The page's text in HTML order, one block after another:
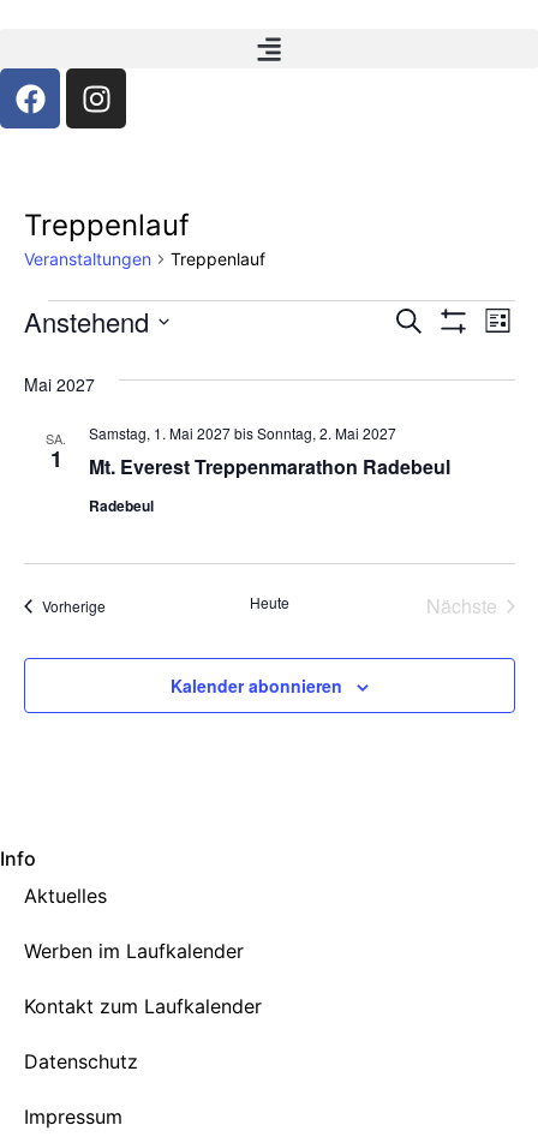
Treppenlauf
Veranstaltungen Treppenlauf
Suche
und
Suche Liste
Anstehend
Mai 2027
SA.
1 Mt. Everest Treppenmarathon Radebeul
Samstag, 1. Mai 2027bisSonntag, 2. Mai 2027
Radebeul
VorherigeVeranstaltungen Heute Nächste
Kalender abonnieren
Info
Aktuelles
Werben im Laufkalender
Kontakt zum Laufkalender
Datenschutz
Impressum